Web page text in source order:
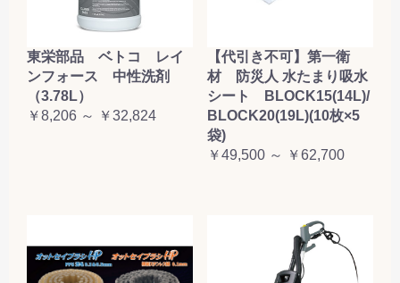
東栄部品 ベトコ レイ
ンフォース 中性洗剤
（3.78L）
￥8,206 ～ ￥32,824
【代引き不可】第一衛
材 防災人 水たまり吸水
シート BLOCK15(14L)/
BLOCK20(19L)(10枚×5
袋)
￥49,500 ～ ￥62,700